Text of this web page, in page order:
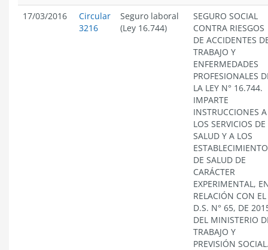
17/03/2016
Circular
3216
Seguro laboral
(Ley 16.744)
SEGURO SOCIAL
CONTRA RIESGOS
DE ACCIDENTES
TRABAJO Y
ENFERMEDADES
PROFESIONALES
LA LEY N° 16.744.
IMPARTE
INSTRUCCIONES A
LOS SERVICIOS DE
SALUD Y A LOS
DE SALUD DE
CARÁCTER
EXPERIMENTAL,
RELACIÓN CON EL
D.S. N° 65, DE
DEL MINISTERIO
TRABAJO Y
PREVISIÓN